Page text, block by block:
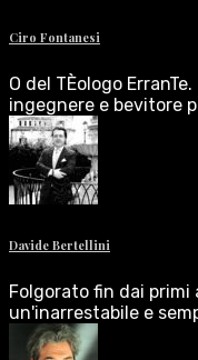
Ciro Fontanesi
O del TÈologo
ingegnere e bevitore
Davide Bertellini
Folgorato fin dai primi
un'inarrestabile e